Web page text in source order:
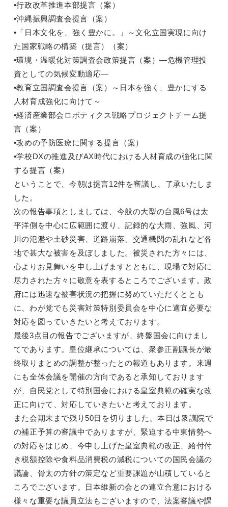
•行政改革推進本部提言（案）
•沖縄振興調査会提言（案）
•「日本文化を、強く豊かに。」～文化立国実現に向け
た国家戦略の構築（提言）（案）
•環境・温暖化対策調査会政策提言（案）―危機管理投
資としての気候変動適応―
•教育立国調査会提言（案）～日本を強く、豊かにする
人材育成強化に向けて～
•経済産業部会ロボティクス戦略プロジェクトチーム提
言（案）
•攻めの予防医療に関する提言（案）
•学校DXの推進及びAX時代における人材育成の強化に関
する提言（案）
ということで、今朝は提言12件を審議し、了承いたしま
した。
次の報告事項としましては、今般の大型の台風6号は太
平洋側を中心に広範囲に渡り、記録的な大雨、強風、河
川の氾濫や土砂災害、道路崩落、交通機関の乱れなど各
地で甚大な被害を及ぼしました。被災された方々には、
心よりお見舞いを申し上げますとともに、現場で対応に
尽力された方々に敬意を表するところでございます。政
府には迅速な被害状況の把握に努めていただくととも
に、わが党でも災害対策特別委員会を中心に適宜必要な
対応を図っていきたいと考えております。
最後3点目の報告でございますが、終盤国会に向けまし
てであります。皇位継承については、衆参正副議長が最
終取りまとめの調整が整ったとの報道もあります。来週
にも全体会議を開催の方向であると承知しております
が、自民党として特別国会における皇室典範の確実な改
正に向けて、対応していきたいと考えております。
また会期末まで残り50日を切りました。本日は衆議院で
の補正予算の審議中でありますが、緊迫する中東情勢へ
の対応をはじめ、今申し上げた皇室典範の改正、給付付
き税額控除や食料品消費税の減税についての国民会議の
議論、骨太の方針の策定など重要課題が山積していると
ころでございます。日本維新の会との連立合意における
様々な重要な議員立法もございますので、法案審議や課